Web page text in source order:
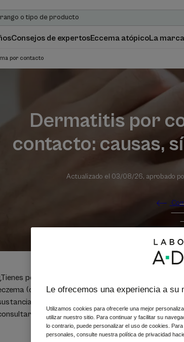
Consejos de expertosEccema atópicoLa marca
por contacto
Dermatitis por
contacto: causas,
Actualizado el 03/08/26, aprobado
pendientes nuevos? ¿Usas un limpiador
(o dermatitis) por contacto es el resultado,
alérgica. Te damos algunos consejos
a un dermatólogo o a un alergólogo
Le ofrecemos una experiencia a
Utilizamos cookies para ofrecerle una mejor
utilizar nuestro sitio. Para continuar y facilitar su
lo contrario, puede personalizar el uso de cookies.
personales, consulte nuestra política de privacidad